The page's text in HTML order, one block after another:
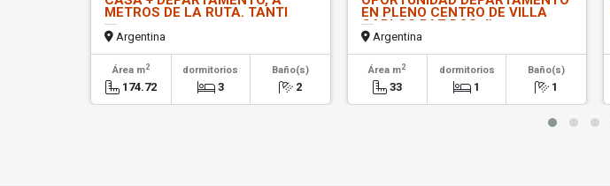
METROS DE LA RUTA. TANTI
Argentina
Área m2
174.72
dormitorios
3
Baño(s)
2
EN PLENO CENTRO DE VILLA
CARLOS PAZ DOS dispo
Argentina
Área m2
33
dormitorios
1
Baño(s)
1